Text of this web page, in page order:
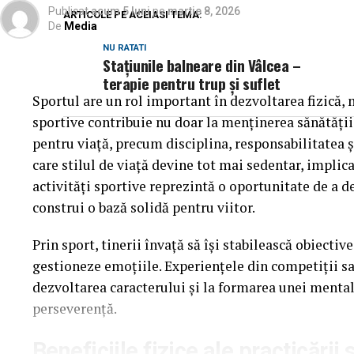
ARTICOLE PE ACEIASI TEMA:
NU RATATI
Staţiunile balneare din Vâlcea –
terapie pentru trup şi suflet
spanioli cu2-0, printr-o evoluție matură și
România și-a adjudecat marea finală
Marea finală a oferit publicului un spectacol de
două echipe ale României, după un parcurs fără
După un meci echilibrat și intens,Olivian
au impus cu2-1, devenindCampioni ai
Floris Stănculea, Adrian Cătrună și Daniel
după eliminarea principalilor favoriți ai
Floris Stănculea, desemnat MVP-ul
Publicatacum 5 luni pe martie 8, 2026
De Media
Sportul are un rol important în dezvoltarea
sportive contribuie nu doar la menținerea
pentru viață, precum disciplina, responsabilitatea
care stilul de viață devine tot mai sedentar,
activități sportive reprezintă o oportunitate de a
construi o bază solidă pentru viitor.
Prin sport, tinerii învață să își stabilească
gestioneze emoțiile. Experiențele din competiții
dezvoltarea caracterului și la formarea unei
perseverență.